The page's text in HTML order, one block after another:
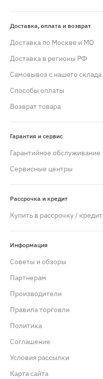
Доставка, оплата и возврат
Доставка по Москве и МО
Доставка в регионы РФ
Самовывоз с нашего склада
Способы оплаты
Возврат товара
Гарантия и сервис
Гарантийное обслуживание
Сервисные центры
Рассрочка и кредит
Купить в рассрочку / кредит
Информация
Советы и обзоры
Партнерам
Производители
Правила торговли
Политика
Cоглашение
Условия рассылки
Карта сайта